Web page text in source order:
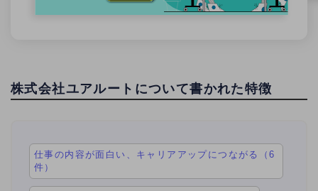
株式会社ユアルートについて書かれた特徴
仕事の内容が面白い、キャリアアップにつながる（6
件）